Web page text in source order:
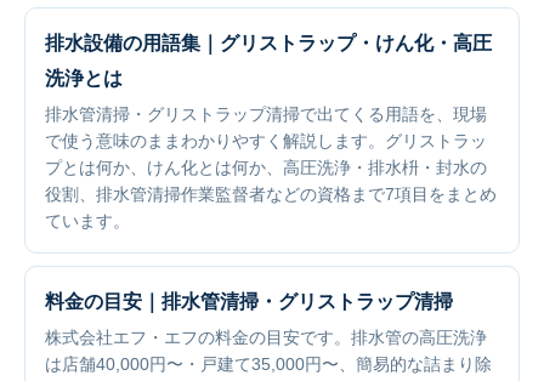
排水設備の用語集｜グリストラップ・けん化・高圧
洗浄とは
排水管清掃・グリストラップ清掃で出てくる用語を、現場
で使う意味のままわかりやすく解説します。グリストラッ
プとは何か、けん化とは何か、高圧洗浄・排水枡・封水の
役割、排水管清掃作業監督者などの資格まで7項目をまとめ
ています。
料金の目安｜排水管清掃・グリストラップ清掃
株式会社エフ・エフの料金の目安です。排水管の高圧洗浄
は店舗40,000円〜・戸建て35,000円〜、簡易的な詰まり除